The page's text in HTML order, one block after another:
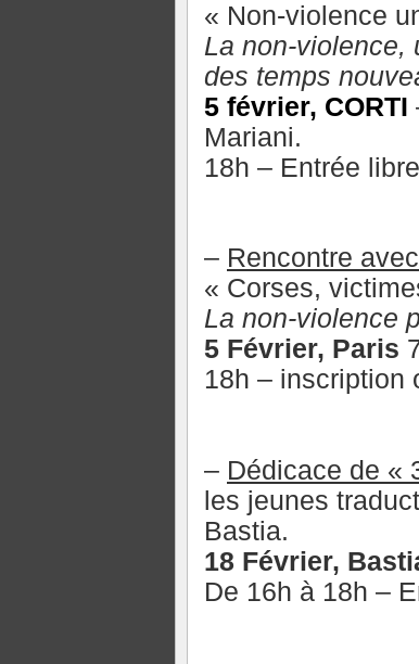
« Non-violence
La non-violence,
des temps
5 février, CORTI
Mariani.
18h – Entrée
– Rencontre
« Corses,
La non-violence
5 Février, Paris
18h – inscription
– Dédicace de «
les jeunes
Bastia.
18 Février,
De 16h à 18h –